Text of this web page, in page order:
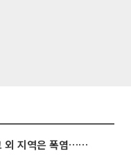
동해안은 시간당 80㎜ 폭우, 그 외 지역은 폭염…‘극과 극 날씨’